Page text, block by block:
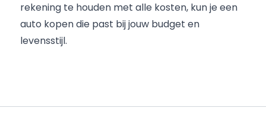
rekening te houden met alle kosten, kun je een
auto kopen die past bij jouw budget en
levensstijl.